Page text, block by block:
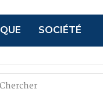
SOCIÉTÉ